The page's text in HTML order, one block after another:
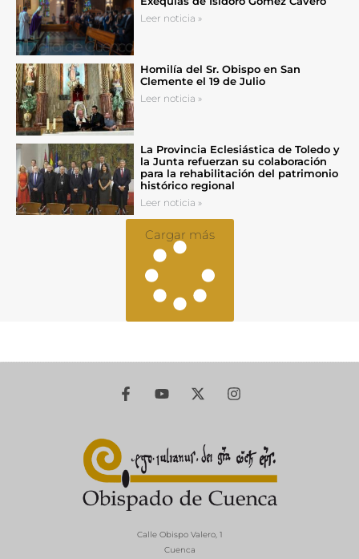
Leer noticia »
Homilía del Sr. Obispo en San
Clemente el 19 de Julio
Leer noticia »
La Provincia Eclesiástica de Toledo y
la Junta refuerzan su colaboración
para la rehabilitación del patrimonio
histórico regional
Leer noticia »
Cargar más
Calle Obispo Valero, 1
Cuenca